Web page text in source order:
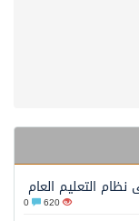
التعليم العام
620